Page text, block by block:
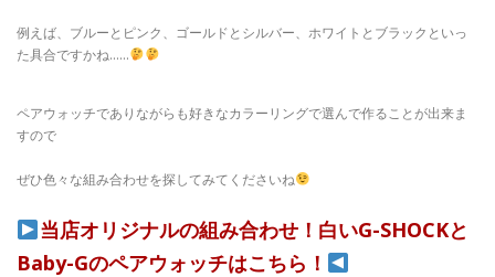
例えば、ブルーとピンク、ゴールドとシルバー、ホワイトとブラックといっ
た具合ですかね……
ペアウォッチでありながらも好きなカラーリングで選んで作ることが出来ま
すので
ぜひ色々な組み合わせを探してみてくださいね
当店オリジナルの組み合わせ！白いG-SHOCKと
Baby-Gのペアウォッチはこちら！